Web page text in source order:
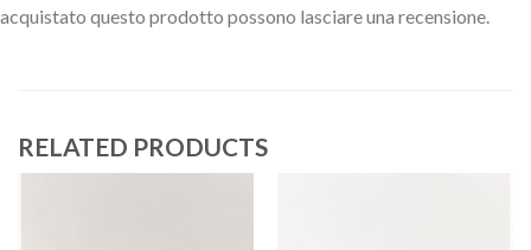
acquistato questo prodotto possono lasciare una recensione.
RELATED PRODUCTS